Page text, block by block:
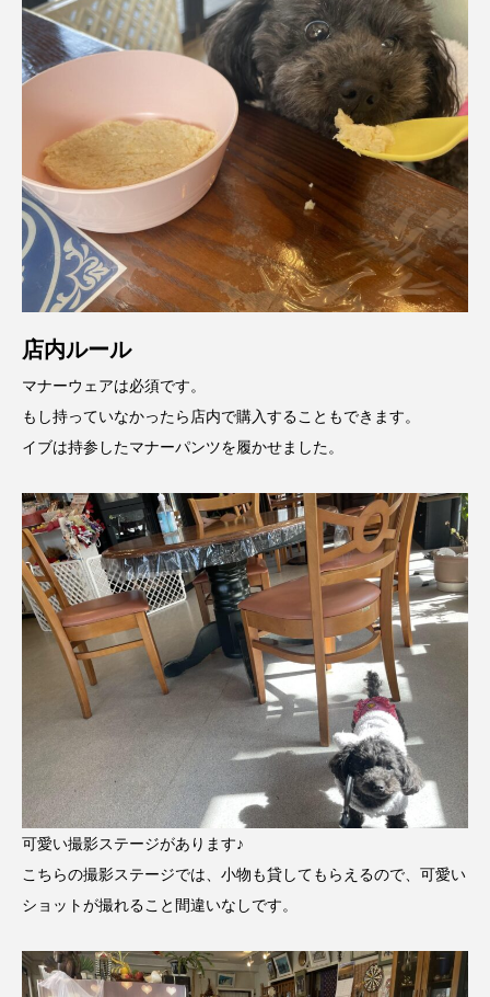
店内ルール
マナーウェアは必須です。
もし持っていなかったら店内で購入することもできます。
イブは持参したマナーパンツを履かせました。
可愛い撮影ステージがあります♪
こちらの撮影ステージでは、小物も貸してもらえるので、可愛い
ショットが撮れること間違いなしです。